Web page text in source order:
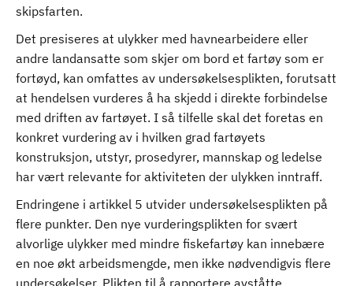
skipsfarten.
Det presiseres at ulykker med havnearbeidere eller
andre landansatte som skjer om bord et fartøy som er
fortøyd, kan omfattes av undersøkelsesplikten, forutsatt
at hendelsen vurderes å ha skjedd i direkte forbindelse
med driften av fartøyet. I så tilfelle skal det foretas en
konkret vurdering av i hvilken grad fartøyets
konstruksjon, utstyr, prosedyrer, mannskap og ledelse
har vært relevante for aktiviteten der ulykken inntraff.
Endringene i artikkel 5 utvider undersøkelsesplikten på
flere punkter. Den nye vurderingsplikten for svært
alvorlige ulykker med mindre fiskefartøy kan innebære
en noe økt arbeidsmengde, men ikke nødvendigvis flere
undersøkelser. Plikten til å rapportere avståtte